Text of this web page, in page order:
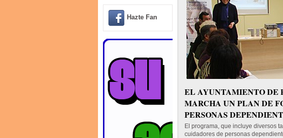
Hazte Fan
EL AYUNTAMIENTO DE
MARCHA UN PLAN DE
PERSONAS
El programa, que incluye diversos
cuidadores de personas